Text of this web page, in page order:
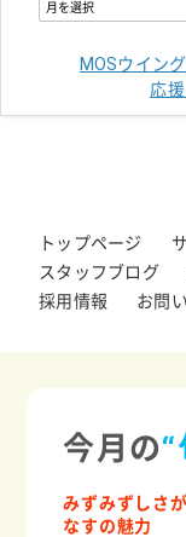
MOSウイン
応
トップページ
スタッフブログ
採用情報
お問
今月の“
みずみずしさ
なすの魅力